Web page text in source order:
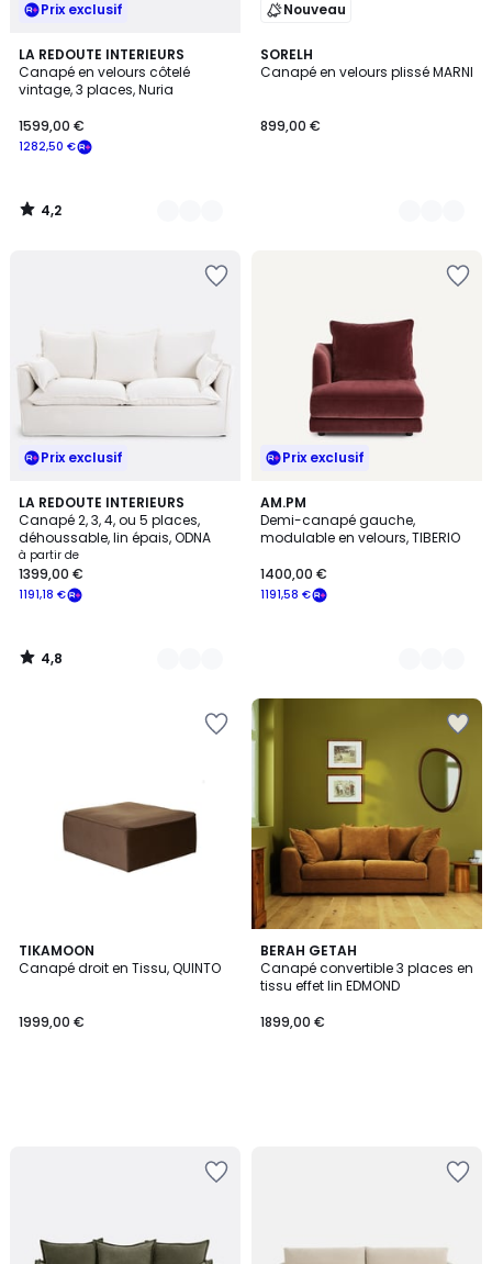
Prix exclusif
LA REDOUTE INTERIEURS
Canapé en velours côtelé
vintage, 3 places, Nuria
1282,50 €
1599,00 €
4,2
/ 5
4
Couleurs
4,2
/
Nouveau
SORELH
Canapé en velours plissé MARNI
899,00 €
3
Couleurs
Prix exclusif
LA REDOUTE INTERIEURS
Canapé 2, 3, 4, ou 5 places,
déhoussable, lin épais, ODNA
à partir de
1191,18 €
1399,00 €
4,8
/ 5
2
Couleurs
4,8
/
Prix exclusif
AM.PM
Demi-canapé gauche,
modulable en velours, TIBERIO
1191,58 €
1400,00 €
14
Couleurs
TIKAMOON
Canapé droit en Tissu, QUINTO
1999,00 €
BERAH GETAH
Canapé convertible 3 places en
tissu effet lin EDMOND
1899,00 €